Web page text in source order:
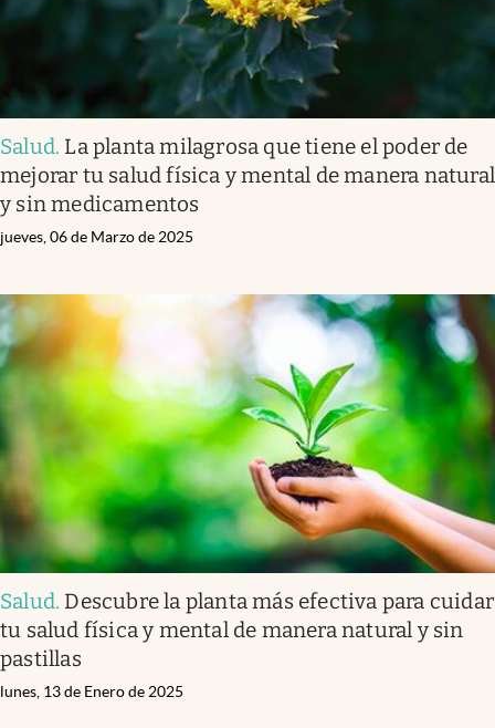
Salud. La planta milagrosa que tiene el poder de
mejorar tu salud física y mental de manera natural
y sin medicamentos
jueves, 06 de Marzo de 2025
Salud. Descubre la planta más efectiva para cuidar
tu salud física y mental de manera natural y sin
pastillas
lunes, 13 de Enero de 2025